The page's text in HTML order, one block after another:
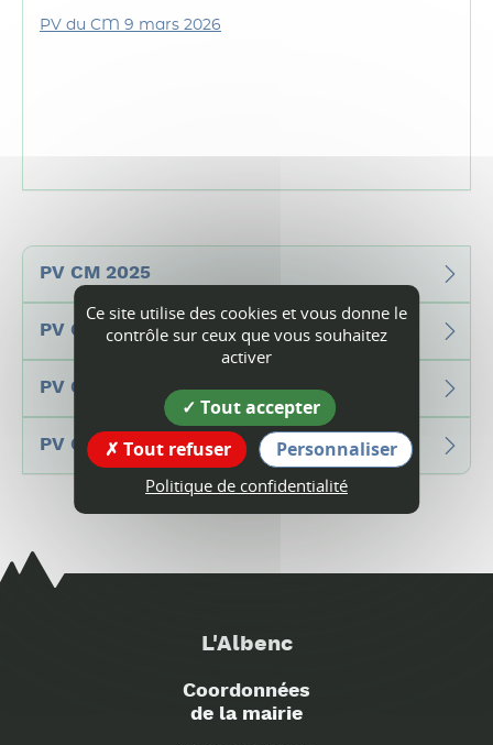
PV du CM 9 mars 2026
PV CM 2025
PV CM 2024
PV CM 2023
PV CM 2022
L'Albenc
Coordonnées
de la mairie
Ce site utilise des cookies et vous donne le
contrôle sur ceux que vous souhaitez
activer
Tout accepter
Tout refuser
Personnaliser
Politique de confidentialité